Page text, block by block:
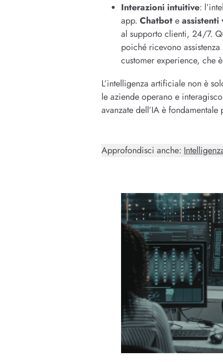
Interazioni intuitive:
app. Chatboteassistenti
al supporto clienti, 24/7.
poiché ricevono
customer experience, che
L’intelligenza artificiale non è
le aziende operano e
avanzate dell’IA è
Approfondisci anche: